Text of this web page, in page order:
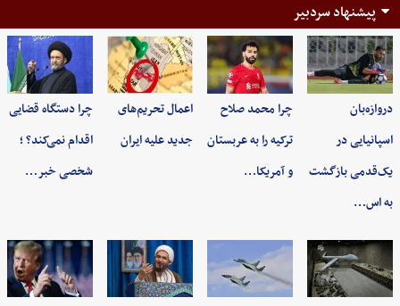
پیشنهاد سردبیر
دروازه‌بان
اسپانیایی در
یک‌قدمی بازگشت
به اس…
چرا محمد صلاح
ترکیه را به عربستان
و آمریکا…
اعمال تحریم‌های
جدید علیه ایران
چرا دستگاه قضایی
اقدام نمی‌کند؟ ؛
شخصی خبر…